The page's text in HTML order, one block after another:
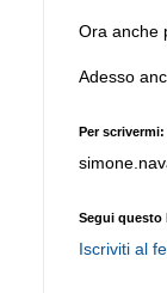
Ora anche
Adesso
Per scrivermi:
Segui questo
Iscriviti al